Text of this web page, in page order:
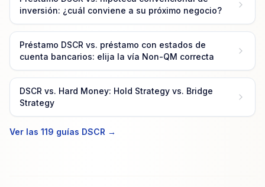
inversión: ¿cuál conviene a su próximo negocio?
Préstamo DSCR vs. préstamo con estados de
cuenta bancarios: elija la vía Non-QM correcta
DSCR vs. Hard Money: Hold Strategy vs. Bridge
Strategy
Ver las 119 guías DSCR →